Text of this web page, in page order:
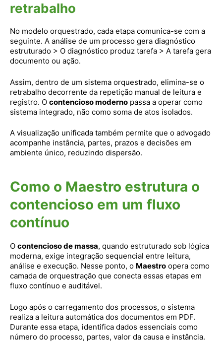
retrabalho
No modelo orquestrado, cada etapa comunica-se com a
seguinte. A análise de um processo gera diagnóstico
estruturado > O diagnóstico produz tarefa > A tarefa gera
documento ou ação.
Assim, dentro de um sistema orquestrado, elimina-se o
retrabalho decorrente da repetição manual de leitura e
registro. O contencioso moderno passa a operar como
sistema integrado, não como soma de atos isolados.
A visualização unificada também permite que o advogado
acompanhe instância, partes, prazos e decisões em
ambiente único, reduzindo dispersão.
Como o Maestro estrutura o
contencioso em um fluxo
contínuo
O contencioso de massa, quando estruturado sob lógica
moderna, exige integração sequencial entre leitura,
análise e execução. Nesse ponto, o Maestro opera como
camada de orquestração que conecta essas etapas em
fluxo contínuo e auditável.
Logo após o carregamento dos processos, o sistema
realiza a leitura automática dos documentos em PDF.
Durante essa etapa, identifica dados essenciais como
número do processo, partes, valor da causa e instância.